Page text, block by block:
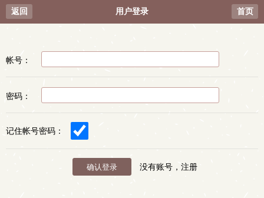
返回 用户登录 首页
帐号：
密码：
记住帐号密码：
没有账号，注册